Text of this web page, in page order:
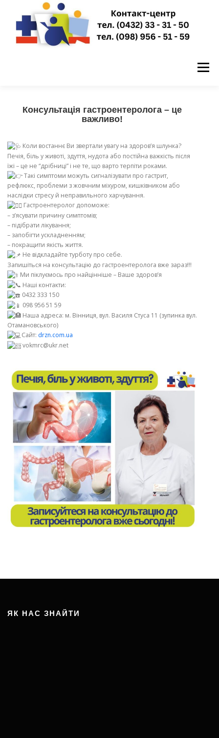
вмісту
Меню
ЗАПИСАТИСЬ НА ПРИЙОМ КОНТАКТИ
Консультація гастроентеролога – це
важливо!
Коли востаннє Ви звертали увагу на здоров’я шлунка?
Печія, біль у животі, здуття, нудота або постійна важкість після
їжі – це не “дрібниці” і не те, що варто терпіти роками.
Такі симптоми можуть сигналізувати про гастрит,
рефлюкс, проблеми з жовчним міхуром, кишківником або
наслідки стресу й неправильного харчування.
Гастроентеролог допоможе:
– з’ясувати причину симптомів;
– підібрати лікування;
– запобігти ускладненням;
– покращити якість життя.
Не відкладайте турботу про себе.
Запишіться на консультацію до гастроентеролога вже зараз!!!
Ми піклуємось про найцінніше – Ваше здоров’я
Наші контакти:
0432 333 150
098 956 51 59
Наша адреса: м. Вінниця, вул. Василя Стуса 11 (зупинка вул.
Отамановського)
Сайт: drzn.com.ua
vokmrc@ukr.net
ЯК НАС ЗНАЙТИ